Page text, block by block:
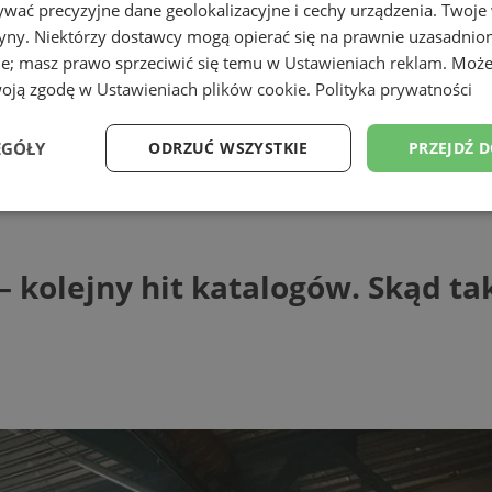
hit katalogów. Skąd tak wielka
kolejny hit katalogów. Skąd
precyzyjne dane geolokalizacyjne i cechy urządzenia.
Niektórzy dostawcy mogą opierać się na prawnie
masz prawo sprzeciwić się temu w Ustawieniach reklam.
zgodę w Ustawieniach plików cookie. Polityka prywatności
PRZEJDŹ
ODRZUĆ WSZYSTKIE
Wydajność Targetowanie Funkcjonalność
niezbędnych plików cookie nie można prawidłowo korzystać ze strony
Provider
Domena
Opis